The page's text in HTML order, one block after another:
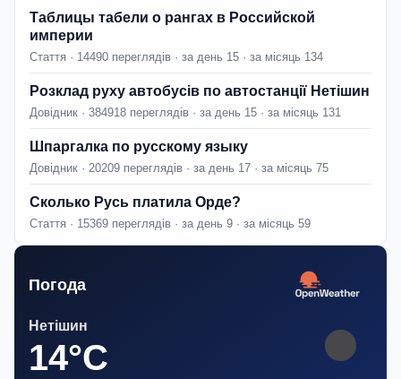
Таблицы табели о рангах в Российской
империи
Стаття · 14490 переглядів · за день 15 · за місяць 134
Розклад руху автобусів по автостанції Нетішин
Довідник · 384918 переглядів · за день 15 · за місяць 131
Шпаргалка по русскому языку
Довідник · 20209 переглядів · за день 17 · за місяць 75
Сколько Русь платила Орде?
Стаття · 15369 переглядів · за день 9 · за місяць 59
Погода
Нетішин
14°C